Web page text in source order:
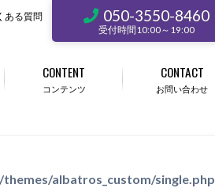
050-3550-8460
受付時間10:00～19:00
ある質問
コンテンツ
CONTENT
お問い合わせ
CONTACT
albatros_custom/single.php